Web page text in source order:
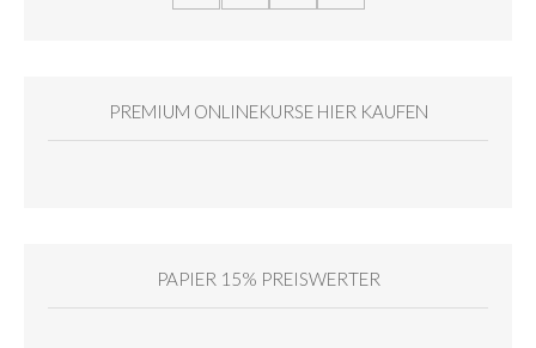
PREMIUM ONLINEKURSE HIER KAUFEN
PAPIER 15% PREISWERTER